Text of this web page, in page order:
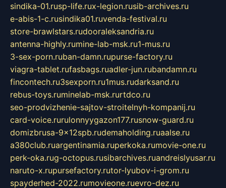
sindika-01.rusp-life.rux-legion.rusib-archives.ru
e-abis-1-c.rusindika01.ruvenda-festival.ru
store-brawlstars.rudooraleksandria.ru
antenna-highly.rumine-lab-msk.ru1-mus.ru
3-sex-porn.ruban-damn.rupurse-factory.ru
viagra-tablet.rufasbags.ruadler-jun.rubandamn.ru
fincontech.ru3sexporn.ru1mus.rudarksand.ru
rebus-toys.ruminelab-msk.rurtdco.ru
seo-prodvizhenie-sajtov-stroitelnyh-kompanij.ru
card-voice.rurulonnyygazon177.rusnow-guard.ru
domizbrusa-9x12spb.rudemaholding.ruaalse.ru
a380club.ruargentinamia.ruperkoka.rumovie-one.ru
perk-oka.rug-octopus.rusibarchives.ruandreislyusar.ru
naruto-x.rupursefactory.rutor-lyubov-i-grom.ru
spayderhed-2022.rumovieone.ruevro-dez.ru